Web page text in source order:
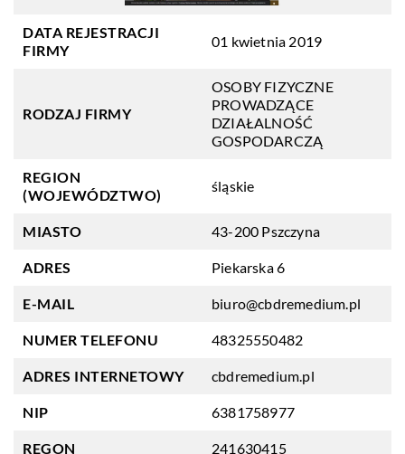
DATA REJESTRACJI
FIRMY
01 kwietnia 2019
RODZAJ FIRMY
OSOBY FIZYCZNE
PROWADZĄCE
DZIAŁALNOŚĆ
GOSPODARCZĄ
REGION
(WOJEWÓDZTWO)
śląskie
MIASTO 43-200 Pszczyna
ADRES Piekarska 6
E-MAIL biuro@cbdremedium.pl
NUMER TELEFONU 48325550482
ADRES INTERNETOWY cbdremedium.pl
NIP 6381758977
REGON 241630415